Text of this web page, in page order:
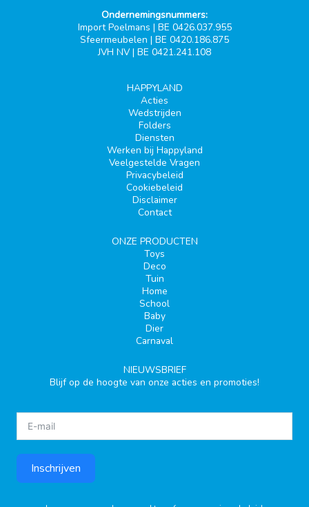
Ondernemingsnummers:
Import Poelmans | BE 0426.037.955
Sfeermeubelen | BE 0420.186.875
JVH NV | BE 0421.241.108
HAPPYLAND
Acties
Wedstrijden
Folders
Diensten
Werken bij Happyland
Veelgestelde Vragen
Privacybeleid
Cookiebeleid
Disclaimer
Contact
ONZE PRODUCTEN
Toys
Deco
Tuin
Home
School
Baby
Dier
Carnaval
NIEUWSBRIEF
Blijf op de hoogte van onze acties en promoties!
Inschrijven